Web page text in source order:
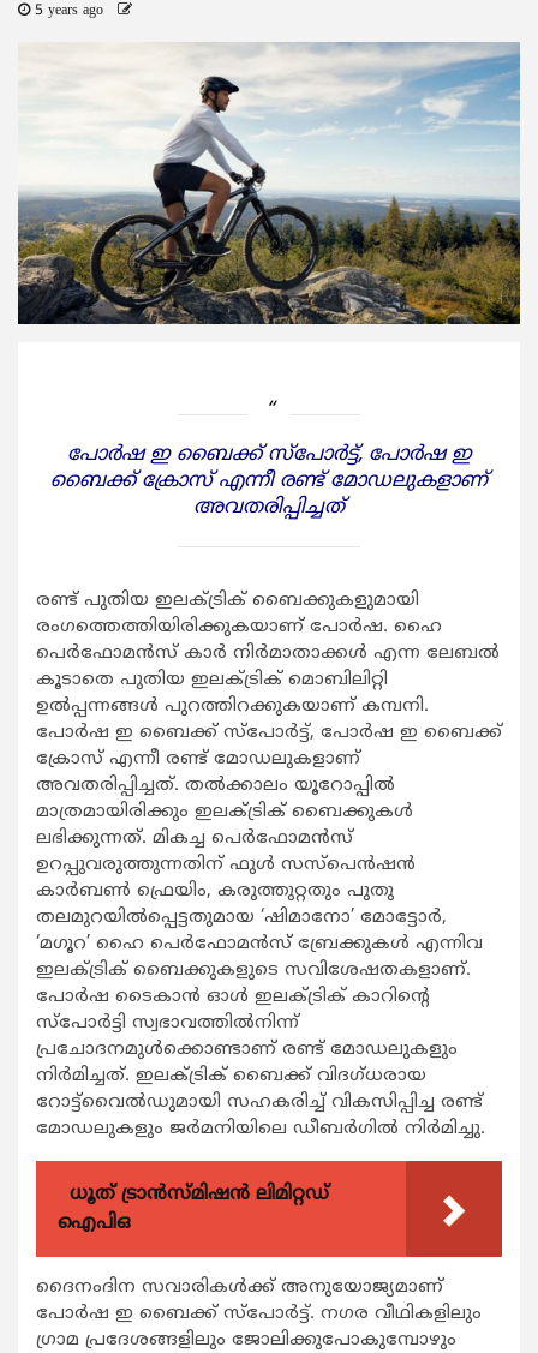
5 years ago
പോര്‍ഷ ഇ ബൈക്ക് സ്‌പോര്‍ട്ട്, പോര്‍ഷ ഇ
ബൈക്ക് ക്രോസ് എന്നീ രണ്ട് മോഡലുകളാണ്
അവതരിപ്പിച്ചത്
രണ്ട് പുതിയ ഇലക്ട്രിക് ബൈക്കുകളുമായി
രംഗത്തെത്തിയിരിക്കുകയാണ് പോര്‍ഷ. ഹൈ
പെര്‍ഫോമന്‍സ് കാര്‍ നിര്‍മാതാക്കള്‍ എന്ന ലേബല്‍
കൂടാതെ പുതിയ ഇലക്ട്രിക് മൊബിലിറ്റി
ഉല്‍പ്പന്നങ്ങള്‍ പുറത്തിറക്കുകയാണ് കമ്പനി.
പോര്‍ഷ ഇ ബൈക്ക് സ്‌പോര്‍ട്ട്, പോര്‍ഷ ഇ ബൈക്ക്
ക്രോസ് എന്നീ രണ്ട് മോഡലുകളാണ്
അവതരിപ്പിച്ചത്. തല്‍ക്കാലം യൂറോപ്പില്‍
മാത്രമായിരിക്കും ഇലക്ട്രിക് ബൈക്കുകള്‍
ലഭിക്കുന്നത്. മികച്ച പെര്‍ഫോമന്‍സ്
ഉറപ്പുവരുത്തുന്നതിന് ഫുള്‍ സസ്‌പെന്‍ഷന്‍
കാര്‍ബണ്‍ ഫ്രെയിം, കരുത്തുറ്റതും പുതു
തലമുറയില്‍പ്പെട്ടതുമായ ‘ഷിമാനോ’ മോട്ടോര്‍,
‘മഗൂറ’ ഹൈ പെര്‍ഫോമന്‍സ് ബ്രേക്കുകള്‍ എന്നിവ
ഇലക്ട്രിക് ബൈക്കുകളുടെ സവിശേഷതകളാണ്.
പോര്‍ഷ ടൈകാന്‍ ഓള്‍ ഇലക്ട്രിക് കാറിന്റെ
സ്‌പോര്‍ട്ടി സ്വഭാവത്തില്‍നിന്ന്
പ്രചോദനമുള്‍ക്കൊണ്ടാണ് രണ്ട് മോഡലുകളും
നിര്‍മിച്ചത്. ഇലക്ട്രിക് ബൈക്ക് വിദഗ്ധരായ
റോട്ട്‌വൈല്‍ഡുമായി സഹകരിച്ച് വികസിപ്പിച്ച രണ്ട്
മോഡലുകളും ജര്‍മനിയിലെ ഡീബര്‍ഗില്‍ നിര്‍മിച്ചു.
ധൂത് ട്രാൻസ്മിഷൻ ലിമിറ്റഡ്
ഐപിഒ
ദൈനംദിന സവാരികള്‍ക്ക് അനുയോജ്യമാണ്
പോര്‍ഷ ഇ ബൈക്ക് സ്‌പോര്‍ട്ട്. നഗര വീഥികളിലും
ഗ്രാമ പ്രദേശങ്ങളിലും ജോലിക്കുപോകുമ്പോഴും